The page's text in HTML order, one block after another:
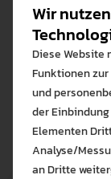
Vorschule
Deutsche
Grundschule
Stadt:
Goethe
Primarstufe
Deutsche
Wir
Diese Website
Funktionen
und
der
Elementen
Analyse/
an Dritte